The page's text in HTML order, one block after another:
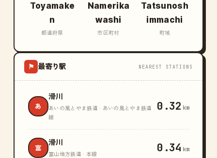
Toyamake
n
都道府県
Namerika
washi
市区町村
Tatsunosh
immachi
町域
⚑ 最寄り駅 NEAREST STATIONS
あ
滑川
あいの風とやま鉄道 · あいの風とやま鉄道
線
0.32 km
富
滑川
富山地方鉄道 · 本線 0.34 km